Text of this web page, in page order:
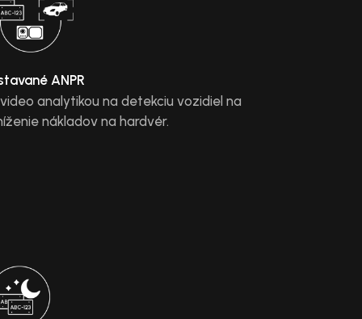
ANPR
analytikou na detekciu vozidiel na
nákladov na hardvér.